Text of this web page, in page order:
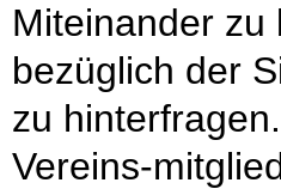
Miteinander zu
bezüglich der
zu
Vereins-